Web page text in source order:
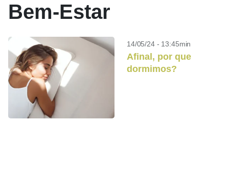
Bem-Estar
14/05/24 - 13:45min
Afinal, por que
dormimos?